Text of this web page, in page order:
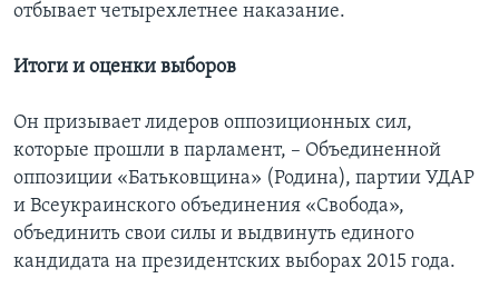
отбывает четырехлетнее наказание.
Итоги и оценки выборов
Он призывает лидеров оппозиционных сил,
которые прошли в парламент, – Объединенной
оппозиции «Батьковщина» (Родина), партии УДАР
и Всеукраинского объединения «Свобода»,
объединить свои силы и выдвинуть единого
кандидата на президентских выборах 2015 года.